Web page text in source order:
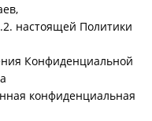
настоящей Политики
Конфиденциальной
конфиденциальная